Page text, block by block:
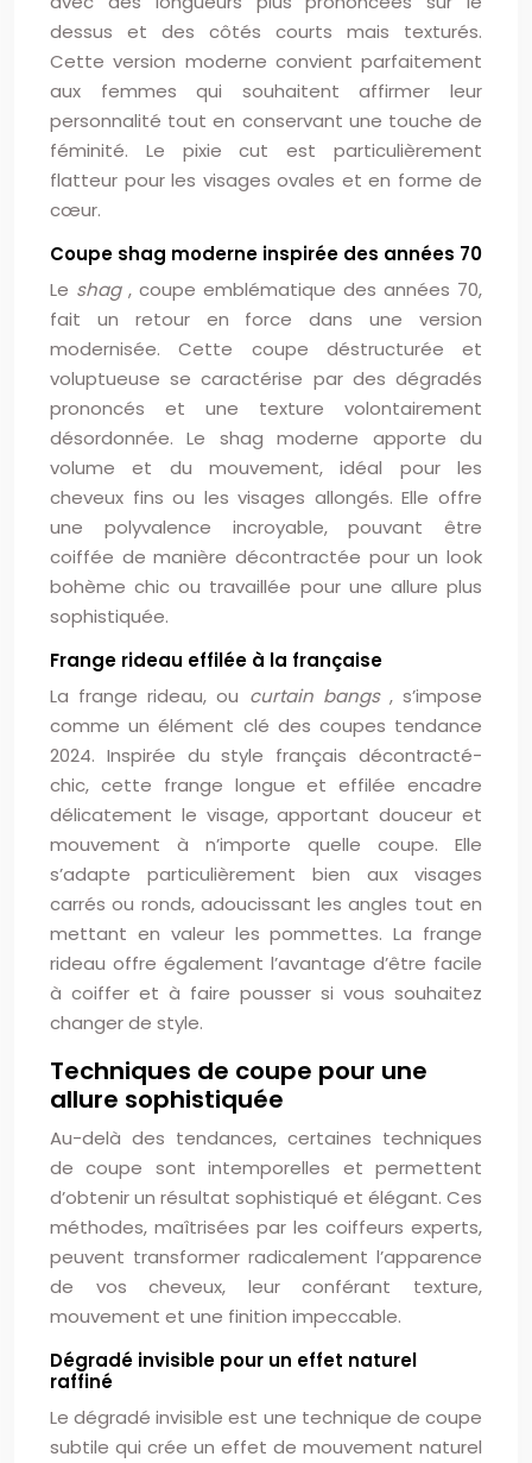
dessus et des côtés courts mais texturés.
Cette version moderne convient parfaitement
aux femmes qui souhaitent affirmer leur
personnalité tout en conservant une touche de
féminité. Le pixie cut est particulièrement
flatteur pour les visages ovales et en forme de
cœur.
Coupe shag moderne inspirée des années 70
Le shag , coupe emblématique des années 70,
fait un retour en force dans une version
modernisée. Cette coupe déstructurée et
voluptueuse se caractérise par des dégradés
prononcés et une texture volontairement
désordonnée. Le shag moderne apporte du
volume et du mouvement, idéal pour les
cheveux fins ou les visages allongés. Elle offre
une polyvalence incroyable, pouvant être
coiffée de manière décontractée pour un look
bohème chic ou travaillée pour une allure plus
sophistiquée.
Frange rideau effilée à la française
La frange rideau, ou curtain bangs , s’impose
comme un élément clé des coupes tendance
2024. Inspirée du style français décontracté-
chic, cette frange longue et effilée encadre
délicatement le visage, apportant douceur et
mouvement à n’importe quelle coupe. Elle
s’adapte particulièrement bien aux visages
carrés ou ronds, adoucissant les angles tout en
mettant en valeur les pommettes. La frange
rideau offre également l’avantage d’être facile
à coiffer et à faire pousser si vous souhaitez
changer de style.
Techniques de coupe pour une
allure sophistiquée
Au-delà des tendances, certaines techniques
de coupe sont intemporelles et permettent
d’obtenir un résultat sophistiqué et élégant. Ces
méthodes, maîtrisées par les coiffeurs experts,
peuvent transformer radicalement l’apparence
de vos cheveux, leur conférant texture,
mouvement et une finition impeccable.
Dégradé invisible pour un effet naturel
raffiné
Le dégradé invisible est une technique de coupe
subtile qui crée un effet de mouvement naturel